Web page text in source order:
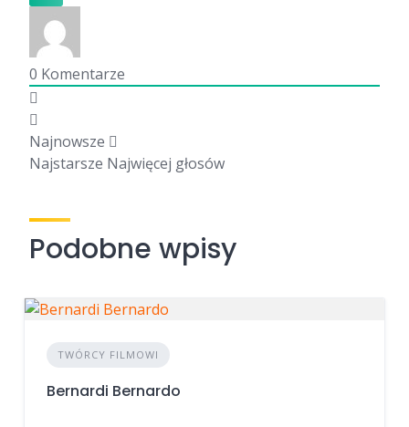
0 Komentarze
Najnowsze
Najstarsze Najwięcej głosów
Podobne wpisy
TWÓRCY FILMOWI
Bernardi Bernardo